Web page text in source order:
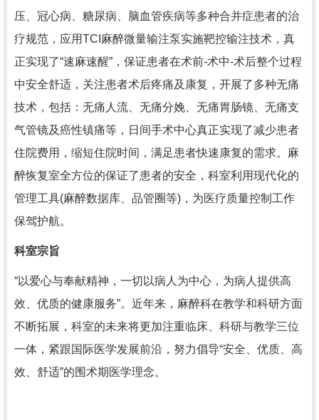
压、冠心病、糖尿病、脑血管疾病等多种合并症患者的治
疗规范，应用TCI麻醉微量输注泵实施靶控输注技术，真
正实现了“速麻速醒”，保证患者在术前-术中-术后整个过程
中安全舒适，关注患者术后疼痛及康复，开展了多种无痛
技术，包括：无痛人流、无痛分娩、无痛胃肠镜、无痛支
气管镜及癌性镇痛等，日间手术中心真正实现了减少患者
住院费用，缩短住院时间，满足患者快速康复的需求。麻
醉恢复室全方位的保证了患者的安全，科室利用现代化的
管理工具(麻醉数据库、品管圈等)，为医疗质量控制工作
保驾护航。
科室宗旨
“以爱心与奉献精神，一切以病人为中心，为病人提供高
效、优质的健康服务”。近年来，麻醉科在教学和科研方面
不断拓展，科室的未来将更加注重临床、科研与教学三位
一体，紧跟国际医学发展前沿，努力倡导“安全、优质、高
效、舒适”的围术期医学理念。